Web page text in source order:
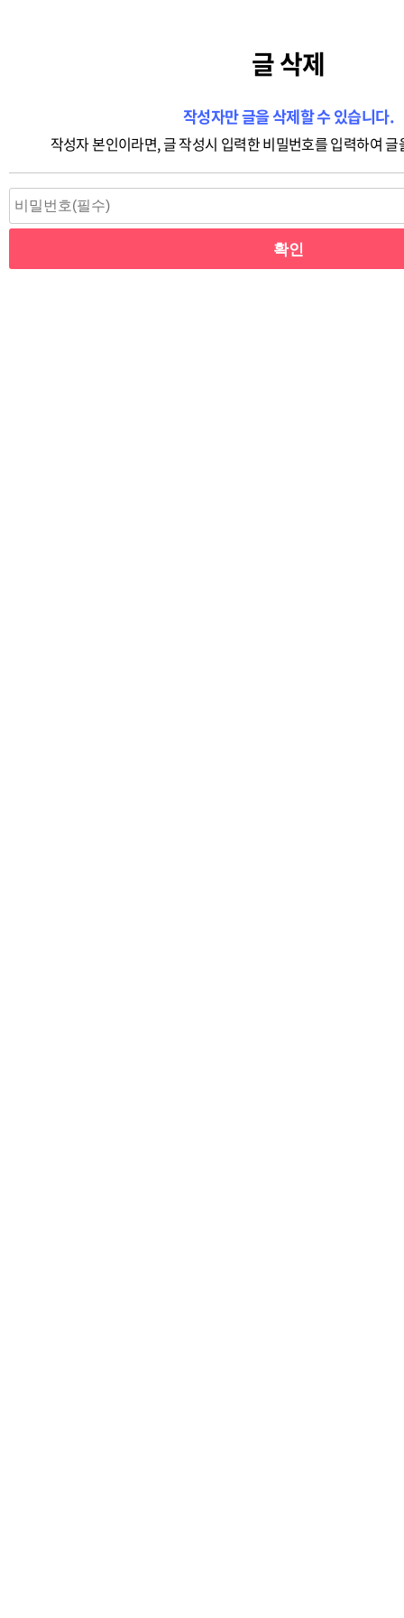
글 삭제
작성자만 글을 삭제할 수 있습니다.
작성자 본인이라면, 글 작성시 입력한 비밀번호를 입력하여